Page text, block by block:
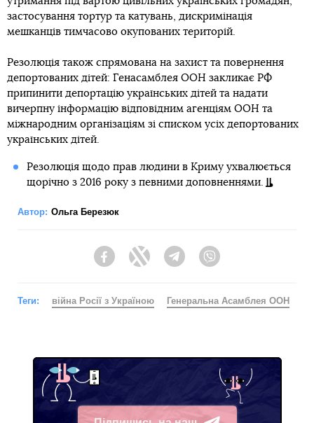
застосування тортур та катувань, дискримінація
мешканців тимчасово окупованих територій.
Резолюція також спрямована на захист та повернення
депортованих дітей: Генасамблея ООН закликає РФ
припинити депортацію українських дітей та надати
вичерпну інформацію відповідним агенціям ООН та
міжнародним організаціям зі списком усіх депортованих
українських дітей.
Резолюція щодо прав людини в Криму ухвалюється
щорічно з 2016 року з певними доповненнями.
Автор: Ольга Березюк
FacebookTwitter Telegram
Теги: війна Росії з Україною Генеральна Асамблея ООН